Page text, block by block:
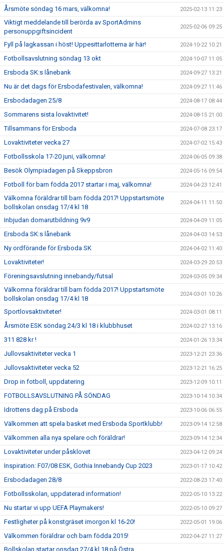
Årsmöte söndag 16 mars, välkomna! 2025-02-13 11:23
Viktigt meddelande till berörda av SportAdmins
personuppgiftsincident
2025-02-06 09:25
Fyll på lagkassan i höst! Uppesittarlotterna är här! 2024-10-22 10:21
Fotbollsavslutning söndag 13 okt 2024-10-07 11:05
Ersboda SK:s lånebank 2024-09-27 13:21
Nu är det dags för Ersbodafestivalen, välkomna! 2024-09-27 11:46
Ersbodadagen 25/8 2024-08-17 08:44
Sommarens sista lovaktivitet! 2024-08-15 21:00
Tillsammans för Ersboda 2024-07-08 23:17
Lovaktiviteter vecka 27 2024-07-02 15:43
Fotbollsskola 17-20 juni, välkomna! 2024-06-05 09:38
Besök Olympiadagen på Skeppsbron 2024-05-16 09:54
Fotboll för barn födda 2017 startar i maj, välkomna! 2024-04-23 12:41
Välkomna föräldrar till barn födda 2017! Uppstartsmöte
bollskolan onsdag 17/4 kl 18
2024-04-11 11:50
Inbjudan domarutbildning 9v9 2024-04-09 11:05
Ersboda SK:s lånebank 2024-04-03 14:53
Ny ordförande för Ersboda SK 2024-04-02 11:40
Lovaktiviteter! 2024-03-29 20:53
Föreningsavslutning innebandy/futsal 2024-03-05 09:34
Välkomna föräldrar till barn födda 2017! Uppstartsmöte
bollskolan onsdag 17/4 kl 18
2024-03-01 10:26
Sportlovsaktiviteter! 2024-03-01 08:11
Årsmöte ESK söndag 24/3 kl 18 i klubbhuset 2024-02-27 13:16
311 828 kr ! 2024-01-26 13:34
Jullovsaktiviteter vecka 1 2023-12-21 23:36
Jullovsaktiviteter vecka 52 2023-12-21 16:25
Drop in fotboll, uppdatering 2023-12-09 10:11
FOTBOLLSAVSLUTNING PÅ SÖNDAG 2023-10-14 10:34
Idrottens dag på Ersboda 2023-10-06 06:55
Välkommen att spela basket med Ersboda Sportklubb! 2023-09-14 12:58
Välkommen alla nya spelare och föräldrar! 2023-09-14 12:34
Lovaktiviteter under påsklovet 2023-04-12 09:24
Inspiration: F07/08 ESK, Gothia Innebandy Cup 2023 2023-01-17 10:42
Ersbodadagen 28/8 2022-08-23 17:40
Fotbollsskolan, uppdaterad information! 2022-05-10 13:22
Nu startar vi upp UEFA Playmakers! 2022-05-10 09:27
Festligheter på konstgräset imorgon kl 16-20! 2022-05-01 19:06
Välkommen föräldrar och barn födda 2015! 2022-04-27 11:27
Bollskolan startar onsdag 27/4 kl 18 på Östra